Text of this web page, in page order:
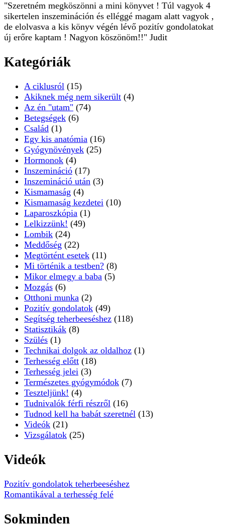
"Szeretném megköszönni a mini könyvet ! Túl vagyok 4
sikertelen inszemináción és elléggé magam alatt vagyok ,
de elolvasva a kis könyv végén lévő pozitív gondolatokat
új erőre kaptam ! Nagyon köszönöm!!" Judit
Kategóriák
A ciklusról (15)
Akiknek még nem sikerült (4)
Az én "utam" (74)
Betegségek (6)
Család (1)
Egy kis anatómia (16)
Gyógynövények (25)
Hormonok (4)
Inszemináció (17)
Inszemináció után (3)
Kismamaság (4)
Kismamaság kezdetei (10)
Laparoszkópia (1)
Lelkizzünk! (49)
Lombik (24)
Meddőség (22)
Megtörtént esetek (11)
Mi történik a testben? (8)
Mikor elmegy a baba (5)
Mozgás (6)
Otthoni munka (2)
Pozitív gondolatok (49)
Segítség teherbeeséshez (118)
Statisztikák (8)
Szülés (1)
Technikai dolgok az oldalhoz (1)
Terhesség előtt (18)
Terhesség jelei (3)
Természetes gyógymódok (7)
Teszteljünk! (4)
Tudnivalók férfi részről (16)
Tudnod kell ha babát szeretnél (13)
Videók (21)
Vizsgálatok (25)
Videók
Pozitív gondolatok teherbeeséshez
Romantikával a terhesség felé
Sokminden